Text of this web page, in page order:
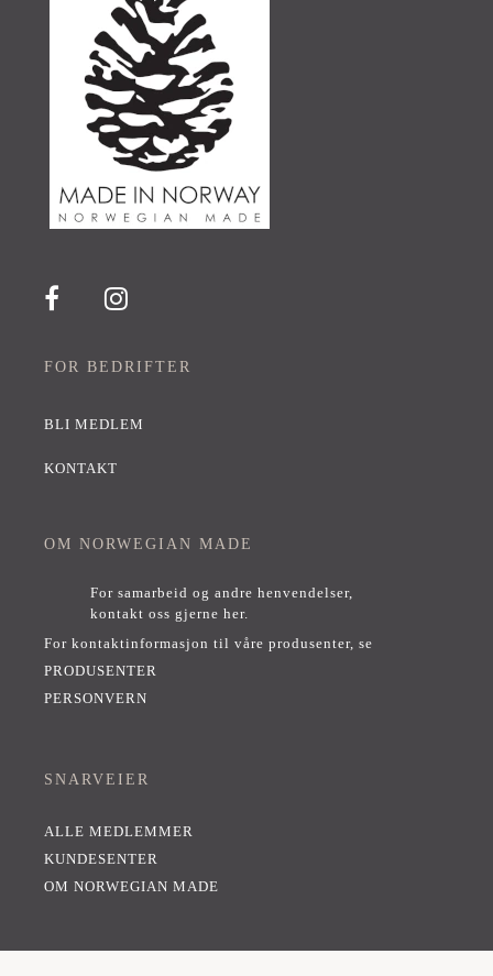
FOR BEDRIFTER
BLI MEDLEM
KONTAKT
OM NORWEGIAN MADE
For samarbeid og andre henvendelser,
kontakt oss gjerne her.
For kontaktinformasjon til våre produsenter, se
PRODUSENTER
PERSONVERN
SNARVEIER
ALLE MEDLEMMER
KUNDESENTER
OM NORWEGIAN MADE